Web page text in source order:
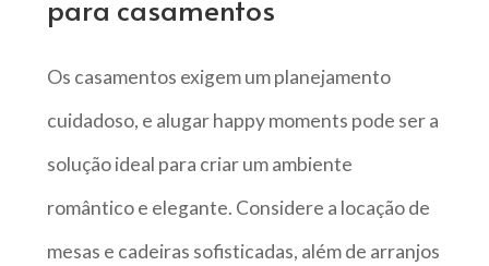
para casamentos
Os casamentos exigem um planejamento
cuidadoso, e alugar happy moments pode ser a
solução ideal para criar um ambiente
romântico e elegante. Considere a locação de
mesas e cadeiras sofisticadas, além de arranjos